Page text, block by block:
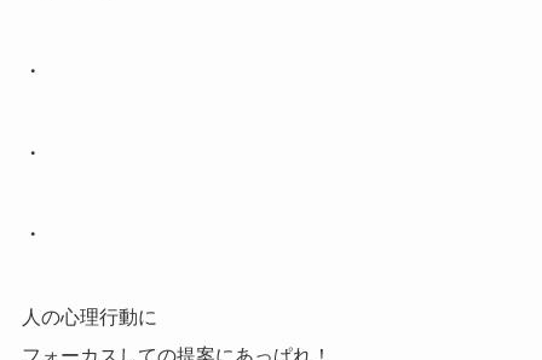
・
・
・
人の心理行動に